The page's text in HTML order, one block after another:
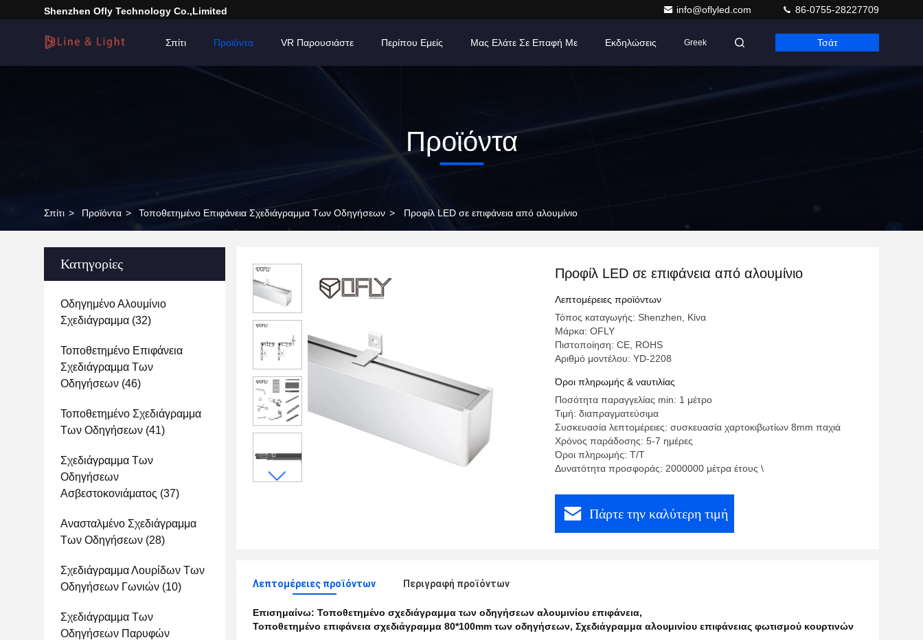
Shenzhen Ofly Technology Co.,Limited info@oflyled.com 86-0755-28227709
Σπίτι Προϊόντα VR Παρουσιάστε Περίπου Εμείς Μας Ελάτε Σε Επαφή Με Εκδηλώσεις Greek Τσάτ
Προϊόντα
Σπίτι > Προϊόντα > Τοποθετημένο Επιφάνεια Σχεδιάγραμμα Των Οδηγήσεων > Προφίλ LED σε επιφάνεια από αλουμίνιο
Κατηγορίες
Οδηγημένο Αλουμίνιο
Σχεδιάγραμμα (32)
Τοποθετημένο Επιφάνεια
Σχεδιάγραμμα Των
Οδηγήσεων (46)
Τοποθετημένο Σχεδιάγραμμα
Των Οδηγήσεων (41)
Σχεδιάγραμμα Των
Οδηγήσεων
Ασβεστοκονιάματος (37)
Ανασταλμένο Σχεδιάγραμμα
Των Οδηγήσεων (28)
Σχεδιάγραμμα Λουρίδων Των
Οδηγήσεων Γωνιών (10)
Σχεδιάγραμμα Των
Οδηγήσεων Παρυφών
Προφίλ LED σε επιφάνεια από αλουμίνιο
Λεπτομέρειες προϊόντων
Τόπος καταγωγής: Shenzhen, Κίνα
Μάρκα: OFLY
Πιστοποίηση: CE, ROHS
Αριθμό μοντέλου: YD-2208
Όροι πληρωμής & ναυτιλίας
Ποσότητα παραγγελίας min: 1 μέτρο
Τιμή: διαπραγματεύσιμα
Συσκευασία λεπτομέρειες: συσκευασία χαρτοκιβωτίων 8mm παχιά
Χρόνος παράδοσης: 5-7 ημέρες
Όροι πληρωμής: T/T
Δυνατότητα προσφοράς: 2000000 μέτρα έτους \
Πάρτε την καλύτερη τιμή
Λεπτομέρειες προϊόντων Περιγραφή προϊόντων
Επισημαίνω: Τοποθετημένο σχεδιάγραμμα των οδηγήσεων αλουμινίου επιφάνεια,
Τοποθετημένο επιφάνεια σχεδιάγραμμα 80*100mm των οδηγήσεων, Σχεδιάγραμμα αλουμινίου επιφάνειας φωτισμού κουρτινών